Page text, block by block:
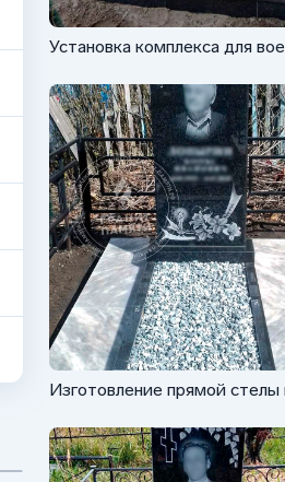
Установка комплекса для
Изготовление прямой стелы